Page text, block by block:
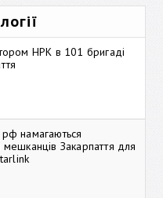
НРК в 101 бригаді
намагаються
мешканців Закарпаття для